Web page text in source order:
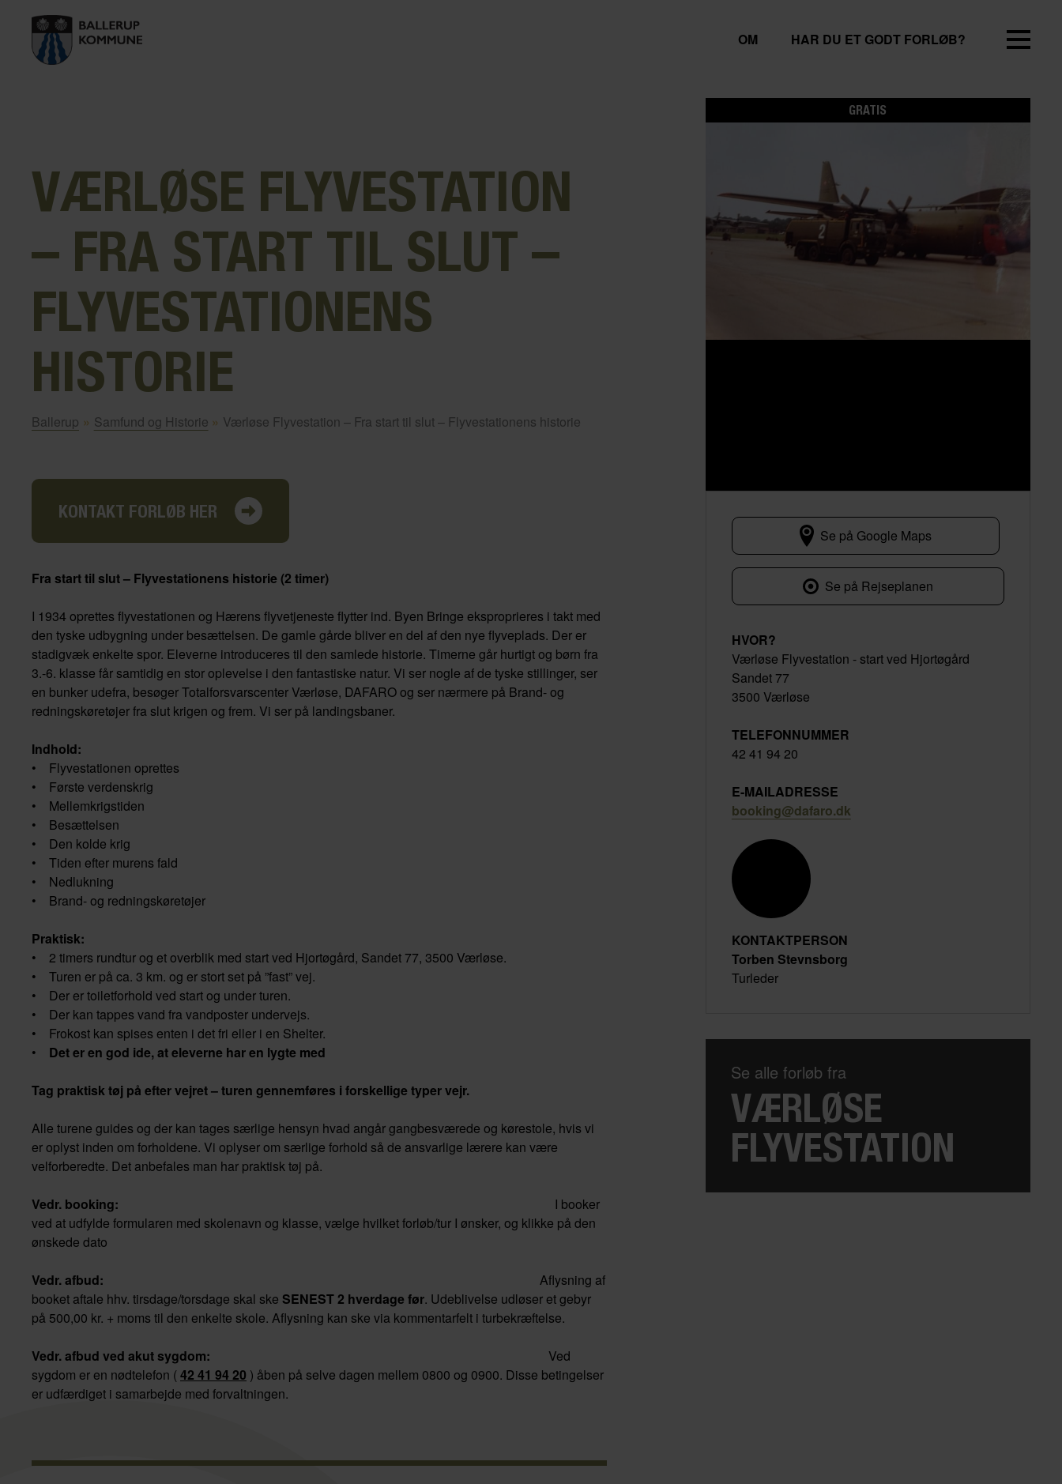
OM HAR DU ET GODT FORLØB?
VÆRLØSE FLYVESTATION
– FRA START TIL SLUT –
FLYVESTATIONENS
HISTORIE
Ballerup » Samfund og Historie » Værløse Flyvestation – Fra start til slut – Flyvestationens historie
KONTAKT FORLØB HER
Fra start til slut – Flyvestationens historie (2 timer)
I 1934 oprettes flyvestationen og Hærens flyvetjeneste flytter ind. Byen Bringe eksproprieres i takt med
den tyske udbygning under besættelsen. De gamle gårde bliver en del af den nye flyveplads. Der er
stadigvæk enkelte spor. Eleverne introduceres til den samlede historie. Timerne går hurtigt og børn fra
3.-6. klasse får samtidig en stor oplevelse i den fantastiske natur. Vi ser nogle af de tyske stillinger, ser
en bunker udefra, besøger Totalforsvarscenter Værløse, DAFARO og ser nærmere på Brand- og
redningskøretøjer fra slut krigen og frem. Vi ser på landingsbaner.
Indhold:
• Flyvestationen oprettes
• Første verdenskrig
• Mellemkrigstiden
• Besættelsen
• Den kolde krig
• Tiden efter murens fald
• Nedlukning
• Brand- og redningskøretøjer
Praktisk:
• 2 timers rundtur og et overblik med start ved Hjortøgård, Sandet 77, 3500 Værløse.
• Turen er på ca. 3 km. og er stort set på ”fast” vej.
• Der er toiletforhold ved start og under turen.
• Der kan tappes vand fra vandposter undervejs.
• Frokost kan spises enten i det fri eller i en Shelter.
• Det er en god ide, at eleverne har en lygte med
Tag praktisk tøj på efter vejret – turen gennemføres i forskellige typer vejr.
Alle turene guides og der kan tages særlige hensyn hvad angår gangbesværede og kørestole, hvis vi
er oplyst inden om forholdene. Vi oplyser om særlige forhold så de ansvarlige lærere kan være
velforberedte. Det anbefales man har praktisk tøj på.
Vedr. booking: I booker
ved at udfylde formularen med skolenavn og klasse, vælge hvilket forløb/tur I ønsker, og klikke på den
ønskede dato
Vedr. afbud: Aflysning af
booket aftale hhv. tirsdage/torsdage skal ske SENEST 2 hverdage før. Udeblivelse udløser et gebyr
på 500,00 kr. + moms til den enkelte skole. Aflysning kan ske via kommentarfelt i turbekræftelse.
Vedr. afbud ved akut sygdom: Ved
sygdom er en nødtelefon (42 41 94 20 ) åben på selve dagen mellem 0800 og 0900. Disse betingelser
er udfærdiget i samarbejde med forvaltningen.
GRATIS
Sandet 77
Se på Google Maps
Se på Rejseplanen
HVOR?
Værløse Flyvestation - start ved Hjortøgård
Sandet 77
3500 Værløse
TELEFONNUMMER
42 41 94 20
E-MAILADRESSE
booking@dafaro.dk
KONTAKTPERSON
Torben Stevnsborg
Turleder
Se alle forløb fra
VÆRLØSE
FLYVESTATION